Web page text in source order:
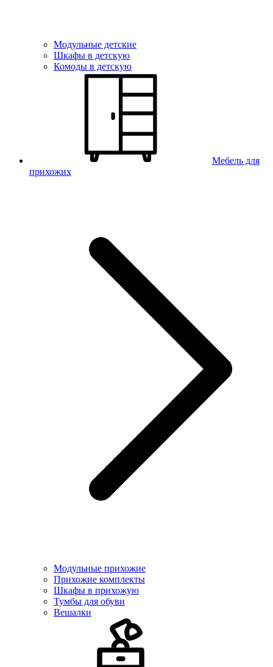
Модульные детские
Шкафы в детскую
Комоды в детскую
Мебель для
прихожих
Модульные прихожие
Прихожие комплекты
Шкафы в прихожую
Тумбы для обуви
Вешалки